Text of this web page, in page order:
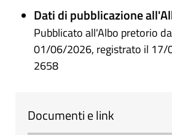
Dati di pubblicazione
Pubblicato all'Albo pretorio
01/06/2026, registrato il 17/
2658
Documenti e link